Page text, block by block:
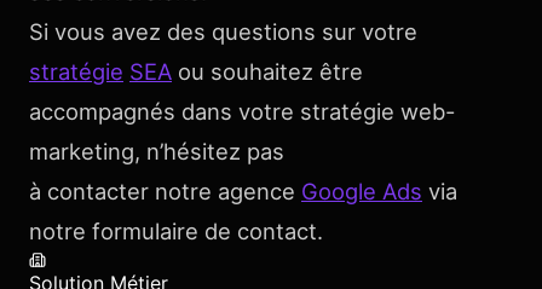
Si vous avez des questions sur votre
stratégie SEA ou souhaitez être
accompagnés dans votre stratégie web-
marketing, n’hésitez pas
à contacter notre agence Google Ads via
notre formulaire de contact.
Solution Métier